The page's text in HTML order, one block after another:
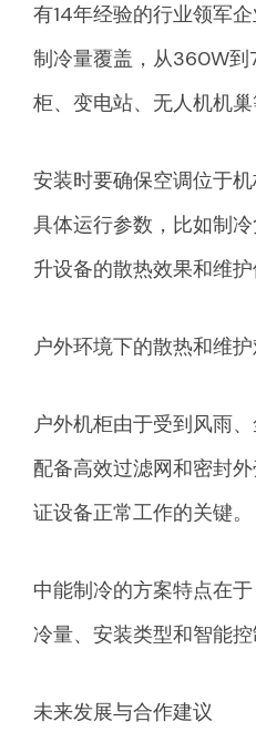
有14年经验的行业领军
制冷量覆盖，从360W
柜、变电站、无人机机
安装时要确保空调位于
具体运行参数，比如制
升设备的散热效果和维护
户外环境下的散热和维
户外机柜由于受到风雨
配备高效过滤网和密封
证设备正常工作的关键。
中能制冷的方案特点在
冷量、安装类型和智能
未来发展与合作建议